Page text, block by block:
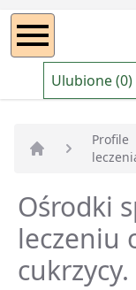
Ulubione (0)
Strona główna
Profile
Ośrodki
leczeniu
cukrzycy.